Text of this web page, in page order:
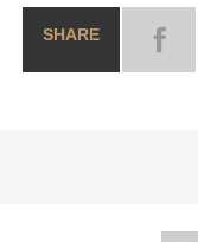
SHARE